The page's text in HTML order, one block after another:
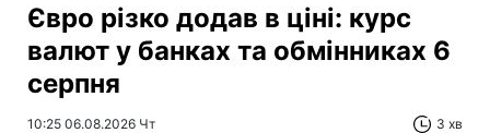
Євро різко додав в ціні: курс
валют у банках та обмінниках 6
серпня
10:25 06.08.2026 Чт 3 хв